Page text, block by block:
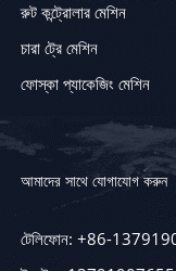
রুট কন্ট্রোলার মেশিন
চারা ট্রে মেশিন
ফোস্কা প্যাকেজিং মেশিন
আমাদের সাথে যোগাযোগ করুন
টেলিফোন: +86-